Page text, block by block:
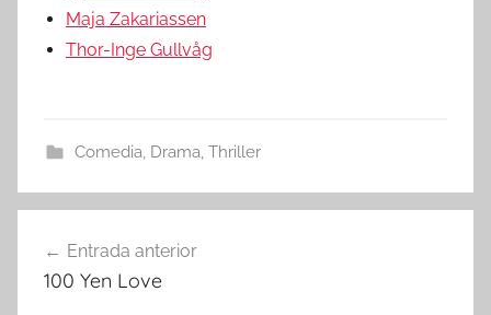
Maja Zakariassen
Thor-Inge Gullvåg
Comedia, Drama, Thriller
Navegación
de
Entrada anterior
100 Yen Love